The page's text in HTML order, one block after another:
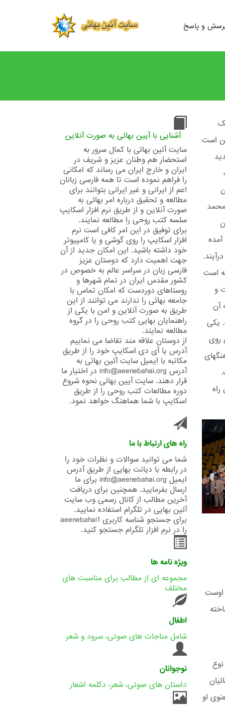
و پاسخ
است
است
و
آن
یکی
روی
و فرهنگهای
اوست
او
آشنایی با آیین بهائی به صورت آنلاین
سایت آئین بهائی با کمال سرور به
استحضار هم وطنان عزیز و شریف در
ایران و خارج ایران می رساند که امکانی
را فراهم نموده است تا همه فارسی زبانان
اعم از ایرانی و غیر ایرانی بتوانند برای
مطالعه و تحقیق درباره امر بهائی به
صورت آنلاین و از طریق نرم افزار اسکایپ
سلسه کتب روحی را مطالعه نمایند.
برای توفیق در این امر کافی است نرم
افزار اسکایپ را روی گوشی و یا کامپیوتر
خود داشته باشید. این امکان جدید از آن
جهت اهمیت دارد که دوستان عزیز
فارسی زبان در سراسر عالم به خصوص در
کشور مقدس ایران در تمام شهرها و
روستاهای دوردست که امکان تماس با
جامعه بهائی را ندارند می توانند از این
طریق به صورت آنلاین و امن با یکی از
راهنمایان بهایی کتب روحی را در گروه
مطالعه نمایند.
از دوستان علاقه مند تقاضا می نماییم
آدرس یا آی دی اسکایپ خود را از طریق
مکاتبه با ایمیل سایت آئین بهائی به
آدرس info@aeenebahai.org در اختیار ما
قرار دهند. سایت آیین بهائی نحوه شروع
دوره مطالعات کتب روحی را از طریق
اسکایپ با شما هماهنگ خواهد نمود.
راه های ارتباط با ما
شما می توانید سوالات و نظرات خود را
در رابطه با دیانت بهایی از طریق آدرس
ایمیل info@aeenebahai.org برای ما
ارسال بفرمایید. همچنین برای دریافت
آخرین مطالب از کانال رسمی وب سایت
آئین بهایی در تلگرام استفاده نمایید.
برای جستجو شناسه کاربری aeenebahai1
را در نرم افزار تلگرام جستجو کنید.
ویژه نامه ها
مجموعه ای از مطالب برای مناسبت های
مختلف
اطفال
شامل مناجات های صوتی، سرود و شعر
نوجوانان
داستان های صوتی، شعر، دکلمه اشعار